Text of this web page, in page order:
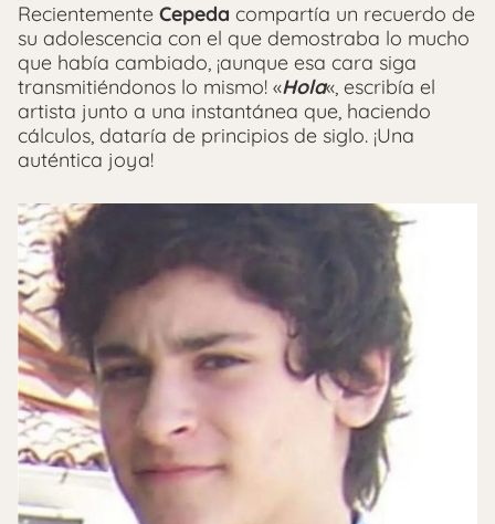
Recientemente Cepeda compartía un recuerdo de
su adolescencia con el que demostraba lo mucho
que había cambiado, ¡aunque esa cara siga
transmitiéndonos lo mismo! «Hola«, escribía el
artista junto a una instantánea que, haciendo
cálculos, dataría de principios de siglo. ¡Una
auténtica joya!